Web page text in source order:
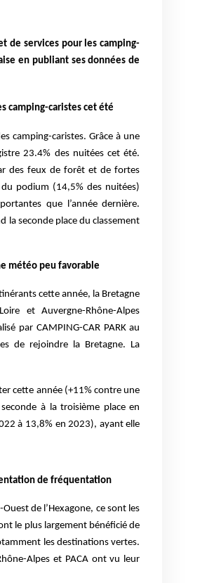
de services pour les camping-
en publiant ses données de
camping-caristes cet été
camping-caristes. Grâce à une
23.4% des nuitées cet été.
des feux de forêt et de fortes
podium (14,5% des nuitées)
que l’année dernière.
la seconde place du classement
météo peu favorable
cette année, la Bretagne
et Auvergne-Rhône-Alpes
par CAMPING-CAR PARK au
de rejoindre la Bretagne. La
cette année (+11% contre une
à la troisième place en
à 13,8% en 2023), ayant elle
de fréquentation
de l’Hexagone, ce sont les
le plus largement bénéficié de
les destinations vertes.
Alpes et PACA ont vu leur